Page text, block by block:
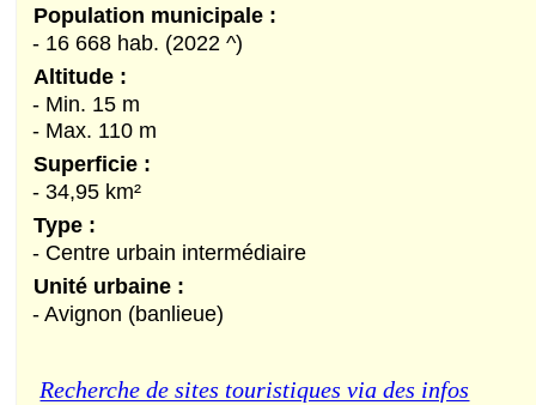
Population municipale :
- 16 668 hab. (2022 ^)
Altitude :
- Min. 15 m
- Max. 110 m
Superficie :
- 34,95 km²
Type :
- Centre urbain intermédiaire
Unité urbaine :
- Avignon (banlieue)
Recherche de sites touristiques via des infos